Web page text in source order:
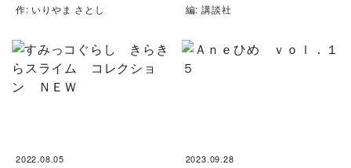
作: いりやま さとし 編: 講談社
2022.08.05 2023.09.28